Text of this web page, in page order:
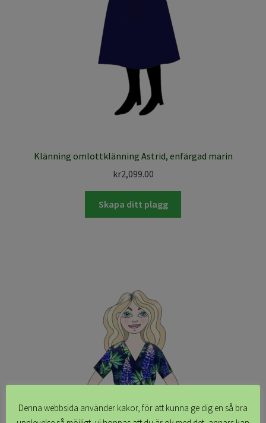
Klänning omlottklänning Astrid, enfärgad marin
kr2,099.00
Skapa ditt plagg
Denna webbsida använder kakor, för att kunna ge dig en så bra